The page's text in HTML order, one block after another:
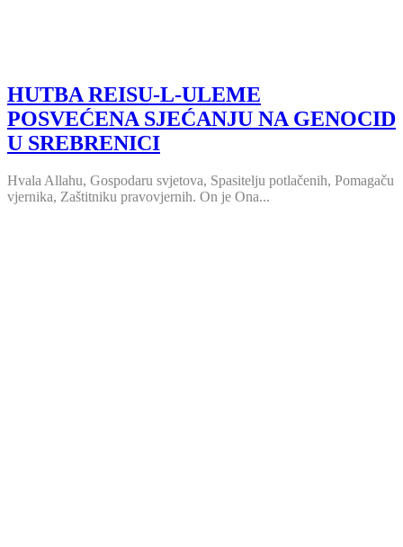
HUTBA REISU-L-ULEME
POSVEĆENA SJEĆANJU NA GENOCID
U SREBRENICI
Hvala Allahu, Gospodaru svjetova, Spasitelju potlačenih, Pomagaču
vjernika, Zaštitniku pravovjernih. On je Ona...